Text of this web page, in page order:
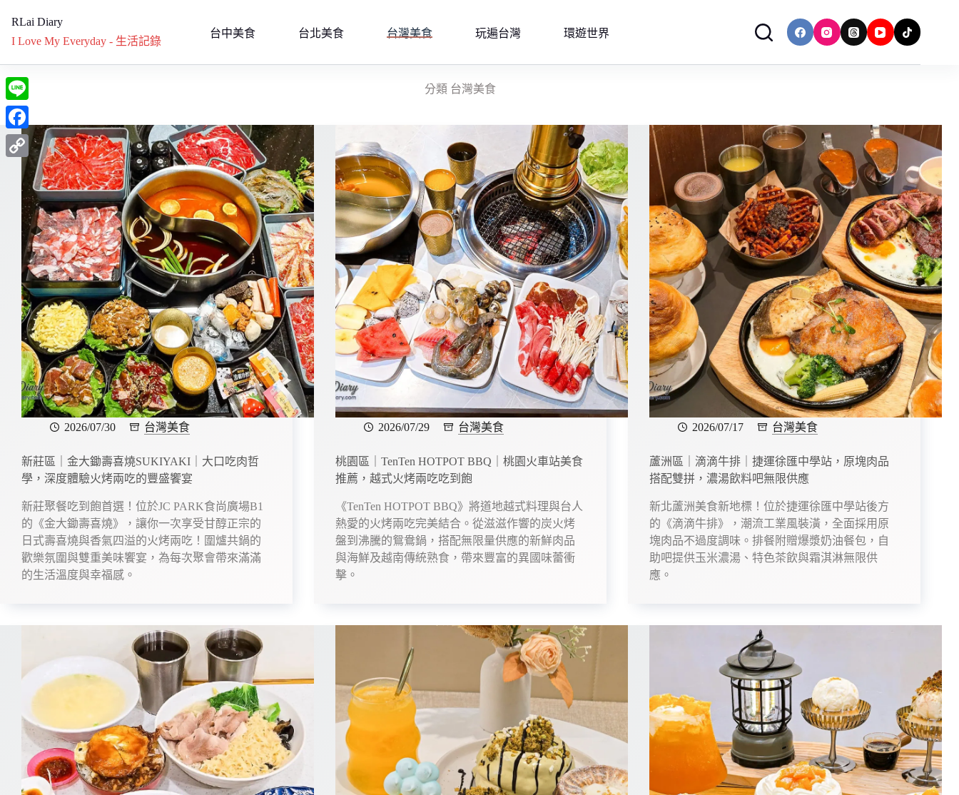
內
容
RLai Diary
I Love My Everyday - 生活記錄
台中美食 台北美食 台灣美食 玩遍台灣 環遊世界
分類 台灣美食
2026/07/30 台灣美食
新莊區｜金大鋤壽喜燒SUKIYAKI｜大口吃肉哲
學，深度體驗火烤兩吃的豐盛饗宴
新莊聚餐吃到飽首選！位於JC PARK食尚廣場B1
的《金大鋤壽喜燒》，讓你一次享受甘醇正宗的
日式壽喜燒與香氣四溢的火烤兩吃！圍爐共鍋的
歡樂氛圍與雙重美味饗宴，為每次聚會帶來滿滿
的生活溫度與幸福感。
2026/07/29 台灣美食
桃園區｜TenTen HOTPOT BBQ｜桃園火車站美食
推薦，越式火烤兩吃吃到飽
《TenTen HOTPOT BBQ》將道地越式料理與台人
熱愛的火烤兩吃完美結合。從滋滋作響的炭火烤
盤到沸騰的鴛鴦鍋，搭配無限量供應的新鮮肉品
與海鮮及越南傳統熟食，帶來豐富的異國味蕾衝
擊。
2026/07/17 台灣美食
蘆洲區｜滴滴牛排｜捷運徐匯中學站，原塊肉品
搭配雙拼，濃湯飲料吧無限供應
新北蘆洲美食新地標！位於捷運徐匯中學站後方
的《滴滴牛排》，潮流工業風裝潢，全面採用原
塊肉品不過度調味。排餐附贈爆漿奶油餐包，自
助吧提供玉米濃湯、特色茶飲與霜淇淋無限供
應。
L
i
n
F